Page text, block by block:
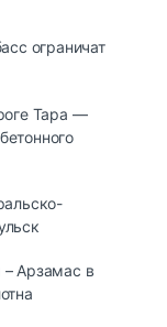
ограничат
Тара —
Арзамас в